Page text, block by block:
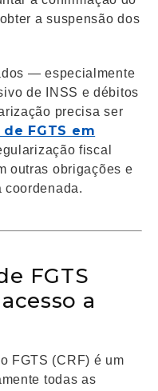
a suspensão dos
— especialmente
de INSS e débitos
precisa ser
FGTS em
fiscal
outras obrigações e
coordenada.
FGTS
a
FGTS (CRF) é um
todas as